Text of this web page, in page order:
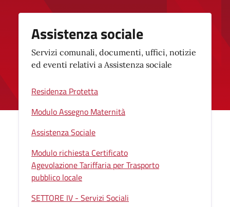
Assistenza sociale
Servizi comunali, documenti, uffici, notizie
ed eventi relativi a Assistenza sociale
Residenza Protetta
Modulo Assegno Maternità
Assistenza Sociale
Modulo richiesta Certificato
Agevolazione Tariffaria per Trasporto
pubblico locale
SETTORE IV - Servizi Sociali